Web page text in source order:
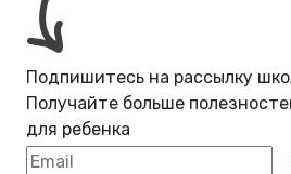
Подпишитесь на рассылку
Получайте больше
для ребенка